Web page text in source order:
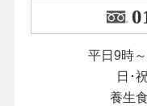
平日9時
日･
養生